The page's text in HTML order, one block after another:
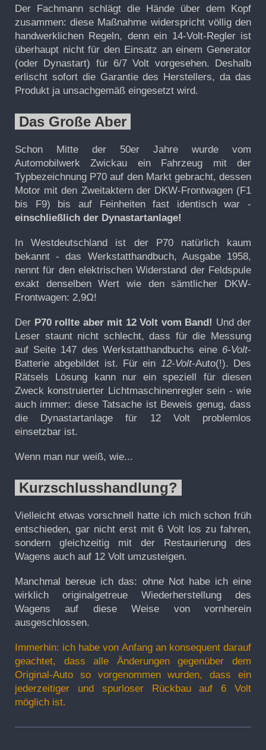
Der Fachmann schlägt die Hände über dem Kopf
zusammen: diese Maßnahme widerspricht völlig den
handwerklichen Regeln, denn ein 14-Volt-Regler ist
überhaupt nicht für den Einsatz an einem Generator
(oder Dynastart) für 6/7 Volt vorgesehen. Deshalb
erlischt sofort die Garantie des Herstellers, da das
Produkt ja unsachgemäß eingesetzt wird.
Das Große Aber
Schon Mitte der 50er Jahre wurde vom
Automobilwerk Zwickau ein Fahrzeug mit der
Typbezeichnung P70 auf den Markt gebracht, dessen
Motor mit den Zweitaktern der DKW-Frontwagen (F1
bis F9) bis auf Feinheiten fast identisch war -
einschließlich der Dynastartanlage!
In Westdeutschland ist der P70 natürlich kaum
bekannt - das Werkstatthandbuch, Ausgabe 1958,
nennt für den elektrischen Widerstand der Feldspule
exakt denselben Wert wie den sämtlicher DKW-
Frontwagen: 2,9Ω!
Der P70 rollte aber mit 12 Volt vom Band! Und der
Leser staunt nicht schlecht, dass für die Messung
auf Seite 147 des Werkstatthandbuchs eine 6-Volt-
Batterie abgebildet ist. Für ein 12-Volt-Auto(!). Des
Rätsels Lösung kann nur ein speziell für diesen
Zweck konstruierter Lichtmaschinenregler sein - wie
auch immer: diese Tatsache ist Beweis genug, dass
die Dynastartanlage für 12 Volt problemlos
einsetzbar ist.
Wenn man nur weiß, wie...
Kurzschlusshandlung?
Vielleicht etwas vorschnell hatte ich mich schon früh
entschieden, gar nicht erst mit 6 Volt los zu fahren,
sondern gleichzeitig mit der Restaurierung des
Wagens auch auf 12 Volt umzusteigen.
Manchmal bereue ich das: ohne Not habe ich eine
wirklich originalgetreue Wiederherstellung des
Wagens auf diese Weise von vornherein
ausgeschlossen.
Immerhin: ich habe von Anfang an konsequent darauf
geachtet, dass alle Änderungen gegenüber dem
Original-Auto so vorgenommen wurden, dass ein
jederzeitiger und spurloser Rückbau auf 6 Volt
möglich ist.